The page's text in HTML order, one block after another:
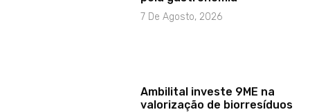
7 De Agosto, 2026
Ambilital investe 9ME na
valorização de biorresíduos